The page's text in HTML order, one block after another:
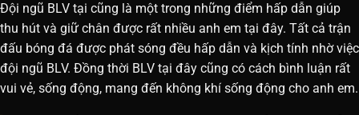
Đội ngũ BLV tại cũng là một trong những điểm hấp dẫn giúp
thu hút và giữ chân được rất nhiều anh em tại đây. Tất cả trận
đấu bóng đá được phát sóng đều hấp dẫn và kịch tính nhờ việc
đội ngũ BLV. Đồng thời BLV tại đây cũng có cách bình luận rất
vui vẻ, sống động, mang đến không khí sống động cho anh em.